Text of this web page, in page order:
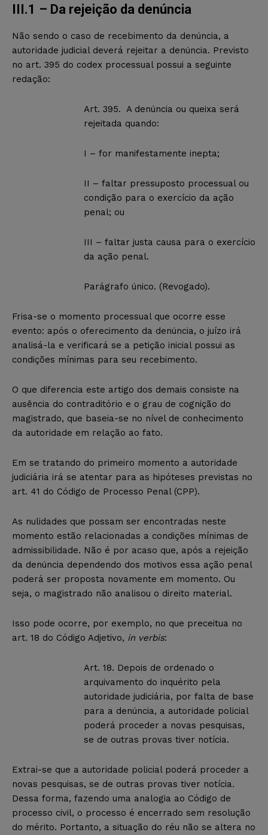
III.1 – Da rejeição da denúncia
Não sendo o caso de recebimento da denúncia, a
autoridade judicial deverá rejeitar a denúncia. Previsto
no art. 395 do codex processual possui a seguinte
redação:
Art. 395. A denúncia ou queixa será
rejeitada quando:
I – for manifestamente inepta;
II – faltar pressuposto processual ou
condição para o exercício da ação
penal; ou
III – faltar justa causa para o exercício
da ação penal.
Parágrafo único. (Revogado).
Frisa-se o momento processual que ocorre esse
evento: após o oferecimento da denúncia, o juízo irá
analisá-la e verificará se a petição inicial possui as
condições mínimas para seu recebimento.
O que diferencia este artigo dos demais consiste na
ausência do contraditório e o grau de cognição do
magistrado, que baseia-se no nível de conhecimento
da autoridade em relação ao fato.
Em se tratando do primeiro momento a autoridade
judiciária irá se atentar para as hipóteses previstas no
art. 41 do Código de Processo Penal (CPP).
As nulidades que possam ser encontradas neste
momento estão relacionadas a condições mínimas de
admissibilidade. Não é por acaso que, após a rejeição
da denúncia dependendo dos motivos essa ação penal
poderá ser proposta novamente em momento. Ou
seja, o magistrado não analisou o direito material.
Isso pode ocorre, por exemplo, no que preceitua no
art. 18 do Código Adjetivo, in verbis:
Art. 18. Depois de ordenado o
arquivamento do inquérito pela
autoridade judiciária, por falta de base
para a denúncia, a autoridade policial
poderá proceder a novas pesquisas,
se de outras provas tiver notícia.
Extrai-se que a autoridade policial poderá proceder a
novas pesquisas, se de outras provas tiver notícia.
Dessa forma, fazendo uma analogia ao Código de
processo civil, o processo é encerrado sem resolução
do mérito. Portanto, a situação do réu não se altera no